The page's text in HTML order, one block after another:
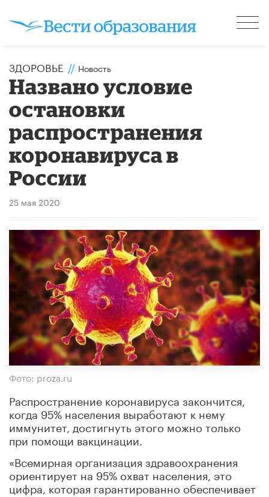
ЗДОРОВЬЕ // Новость
Названо условие
остановки
распространения
коронавируса в
России
25 мая 2020
Фото: proza.ru
Распространение коронавируса закончится,
когда 95% населения выработают к нему
иммунитет, достигнуть этого можно только
при помощи вакцинации.
«Всемирная организация здравоохранения
ориентирует на 95% охват населения, это
цифра, которая гарантированно обеспечивает